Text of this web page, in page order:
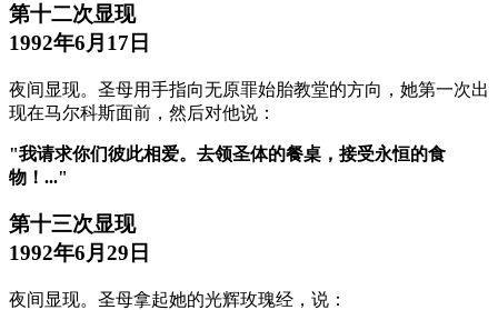
第十二次显现
1992年6月17日
夜间显现。圣母用手指向无原罪始胎教堂的方向，她第一次出
现在马尔科斯面前，然后对他说：
"我请求你们彼此相爱。去领圣体的餐桌，接受永恒的食
物！..."
第十三次显现
1992年6月29日
夜间显现。圣母拿起她的光辉玫瑰经，说：